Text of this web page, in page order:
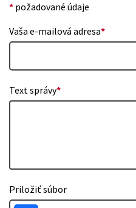
* požadované údaje
Vaša e-mailová adresa*
Text správy*
Priložiť súbor